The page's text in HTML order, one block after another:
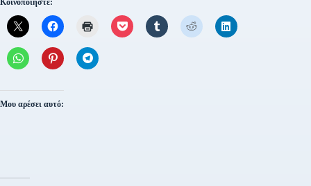
Κοινοποιήστε:
Μου αρέσει αυτό: